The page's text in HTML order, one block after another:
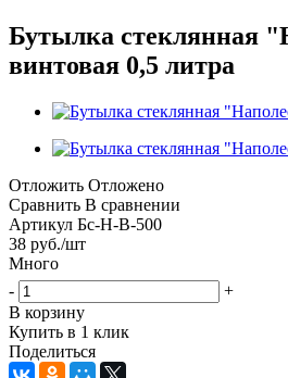
Бутылка стеклянная
винтовая 0,5 литра
Отложить Отложено
Сравнить В сравнении
Артикул Бс-Н-В-500
38 руб./шт
Много
-
+
В корзину
Купить в 1 клик
Поделиться